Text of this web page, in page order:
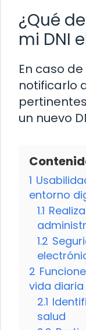
¿Qué
mi DNI
En caso
notificarlo
un nuevo
1
entorno
1.1
1.2
2
vida diaria
2.1
salud